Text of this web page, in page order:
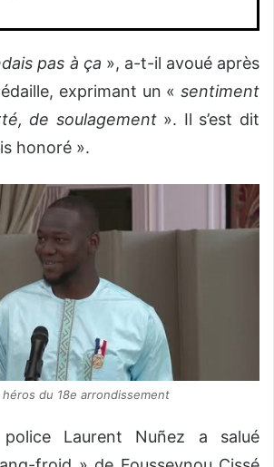
pas à ça », a-t-il avoué après
exprimant un « sentiment
de soulagement ». Il s’est dit
honoré ».
du 18e arrondissement
Laurent Nuñez a salué